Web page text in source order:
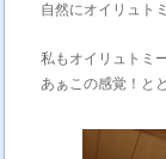
自然にオイリュト
私もオイリュトミ
あぁこの感覚！と